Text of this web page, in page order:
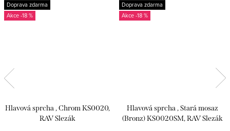
Doprava zdarma
-18 %
Hlavová sprcha , Chrom KS0020,
RAV Slezák
Doprava zdarma
-18 %
Hlavová sprcha , Stará mosaz
(Bronz) KS0020SM, RAV Slezák